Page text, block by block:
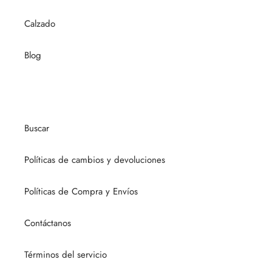
Calzado
Blog
Buscar
Políticas de cambios y devoluciones
Políticas de Compra y Envíos
Contáctanos
Términos del servicio